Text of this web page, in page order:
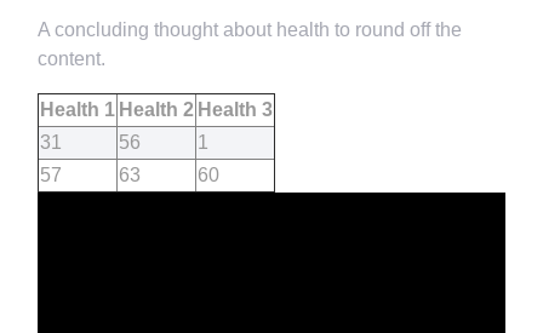
A concluding thought about health to round off the
content.
Health 1 Health 2 Health 3
31
56
1
57
63 60